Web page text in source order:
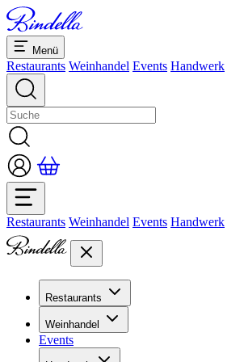
Menü
Restaurants Weinhandel Events Handwerk
Restaurants Weinhandel Events Handwerk
Restaurants
Übersicht Restaurants
Bankette & Events
Dolcezze
Weinhandel
Übersicht
Events